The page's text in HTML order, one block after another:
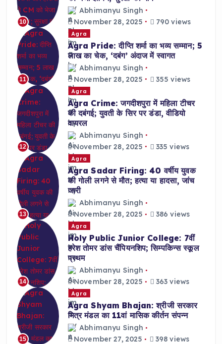
10
Abhimanyu Singh
November 28, 2025
790 views
11
Agra
Agra Pride: दीप्ति शर्मा का भव्य सम्मान; 5
लाख का चेक, ‘दबंग’ अंदाज में स्वागत
Abhimanyu Singh
November 28, 2025
355 views
12
Agra
Agra Crime: जगदीशपुरा में महिला टीचर
की दबंगई; युवती के सिर पर डंडा, वीडियो
वायरल
Abhimanyu Singh
November 28, 2025
335 views
13
Agra
Agra Sadar Firing: 40 वर्षीय युवक
की गोली लगने से मौत; हत्या या हादसा, जांच
जारी
Abhimanyu Singh
November 28, 2025
386 views
14
Agra
Holy Public Junior College: 7वीं
हरेश तोमर डांस चैंपियनशिप; सिम्पकिन्स स्कूल
प्रथम
Abhimanyu Singh
November 28, 2025
363 views
15
Agra
Agra Shyam Bhajan: श्रीजी सरकार
मित्र मंडल का 11वां मासिक कीर्तन संपन्न
Abhimanyu Singh
November 27, 2025
398 views